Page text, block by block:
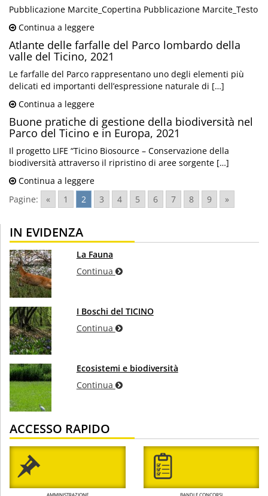
Pubblicazione Marcite_Copertina Pubblicazione Marcite_Testo
Continua a leggere
Atlante delle farfalle del Parco lombardo della
valle del Ticino, 2021
Le farfalle del Parco rappresentano uno degli elementi più
delicati ed importanti dell’espressione naturale di […]
Continua a leggere
Buone pratiche di gestione della biodiversità nel
Parco del Ticino e in Europa, 2021
Il progetto LIFE “Ticino Biosource – Conservazione della
biodiversità attraverso il ripristino di aree sorgente […]
Continua a leggere
Pagine:
« 1 2 3 4 5 6 7 8 9 »
IN EVIDENZA
La Fauna
Continua
I Boschi del TICINO
Continua
Ecosistemi e biodiversità
Continua
ACCESSO RAPIDO
AMMINISTRAZIONE BANDI E CONCORSI